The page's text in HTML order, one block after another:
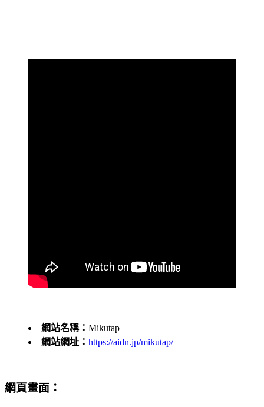
網站名稱： Mikutap
網站網址： https://aidn.jp/mikutap/
網頁畫面：